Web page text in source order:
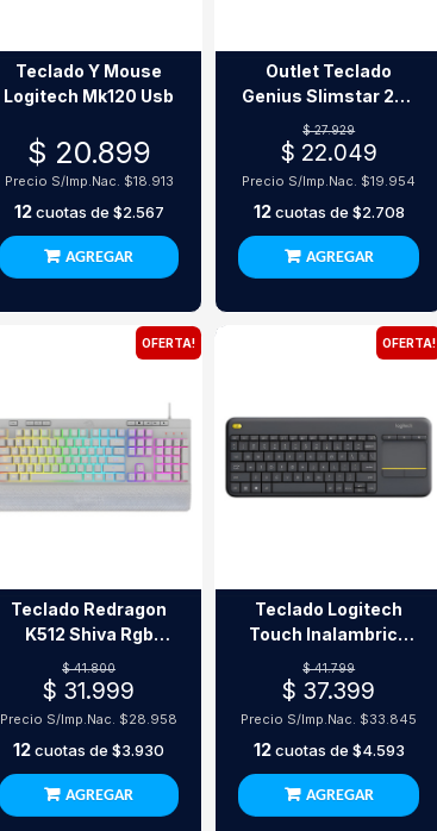
Teclado Y Mouse
Logitech Mk120 Usb
$ 20.899
Precio S/Imp.Nac. $18.913
12cuotas de $2.567
AGREGAR
Outlet Teclado
Genius Slimstar 230
Usb White
$ 27.929
$ 22.049
Precio S/Imp.Nac. $19.954
12cuotas de $2.708
AGREGAR
OFERTA!
Teclado Redragon
K512 Shiva Rgb
White (Es)
$ 41.800
$ 31.999
Precio S/Imp.Nac. $28.958
12cuotas de$3.930
AGREGAR
OFERTA!
Teclado Logitech
Touch Inalambrico
K400 Plus
$ 41.799
$ 37.399
Precio S/Imp.Nac. $33.845
12cuotas de $4.593
AGREGAR